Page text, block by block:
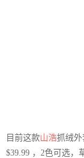
目前这款山浩抓绒外
$39.99 ，2色可选，